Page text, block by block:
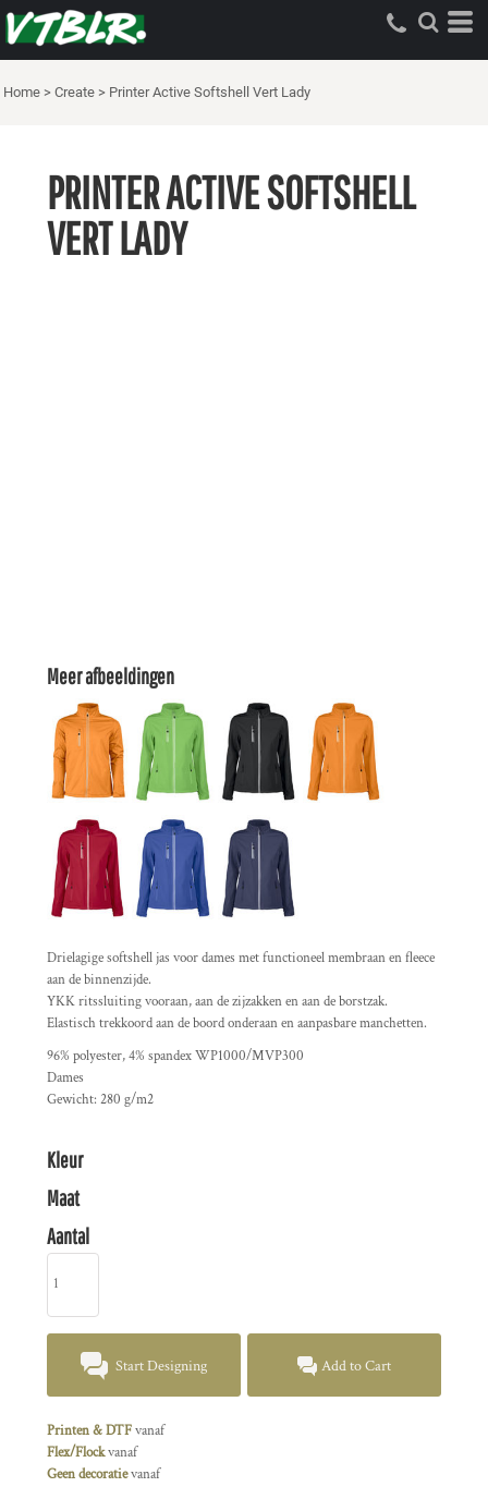
Home > Create > Printer Active Softshell Vert Lady
PRINTER ACTIVE SOFTSHELL
VERT LADY
Meer afbeeldingen
Drielagige softshell jas voor dames met functioneel membraan en fleece
aan de binnenzijde.
YKK ritssluiting vooraan, aan de zijzakken en aan de borstzak.
Elastisch trekkoord aan de boord onderaan en aanpasbare manchetten.
96% polyester, 4% spandex WP1000/MVP300
Dames
Gewicht: 280 g/m2
Kleur
Maat
Aantal
Start Designing Add to Cart
Printen & DTFvanaf
Flex/Flockvanaf
Geen decoratievanaf